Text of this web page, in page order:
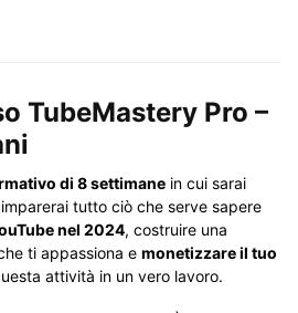
TubeMastery Pro –
di 8 settimane in cui sarai
tutto ciò che serve sapere
nel 2024, costruire una
ti appassiona e monetizzare il tuo
attività in un vero lavoro.